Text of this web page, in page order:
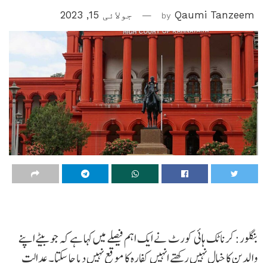
by Qaumi Tanzeem جولائی 15, 2023
بنگلور: کرناٹک ہائی کورٹ نے ایک اہم فیصلے میں کہا ہے کہ جو بیٹے اپنے
والدین کا خیال نہیں رکھتے انہیں کفارہ کا موقع نہیں دیا جا سکتا۔ عدالت